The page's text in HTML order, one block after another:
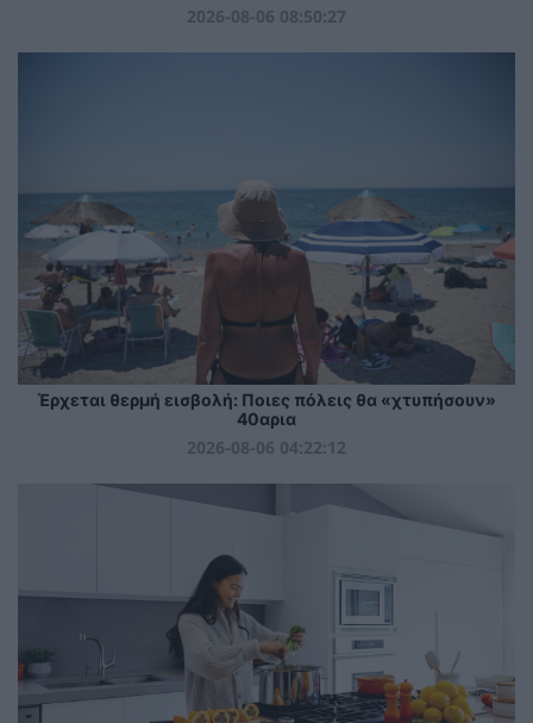
2026-08-06 08:50:27
Έρχεται θερμή εισβολή: Ποιες πόλεις θα «χτυπήσουν»
40αρια
2026-08-06 04:22:12